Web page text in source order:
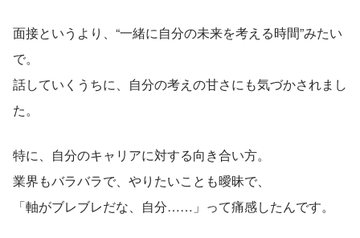
面接というより、“一緒に自分の未来を考える時間”みたい
で。
話していくうちに、自分の考えの甘さにも気づかされまし
た。
特に、自分のキャリアに対する向き合い方。
業界もバラバラで、やりたいことも曖昧で、
「軸がブレブレだな、自分……」って痛感したんです。